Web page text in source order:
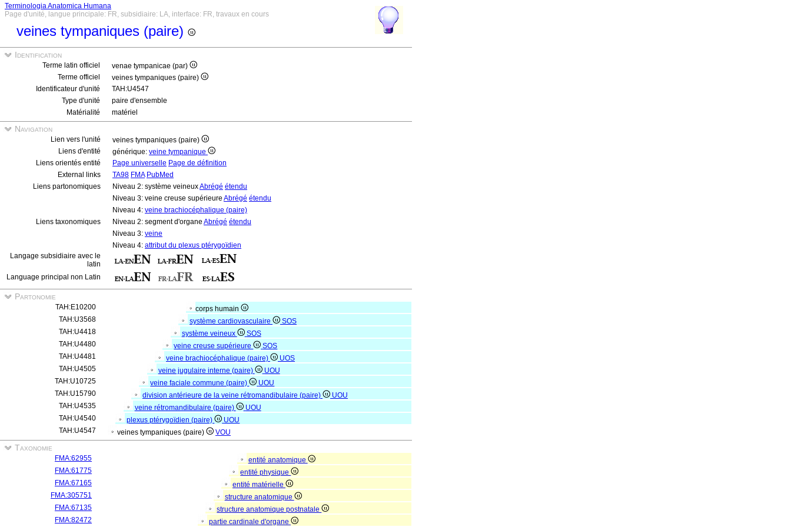
Terminologia Anatomica Humana
Page d'unité, langue principale: FR, subsidiaire: LA, interface: FR, travaux en cours
veines tympaniques (paire)
Identification
Terme latin officiel
venae tympanicae (par)
Terme officiel
veines tympaniques (paire)
Identificateur d'unité
TAH:U4547
Type d'unité
paire d'ensemble
Matérialité
matériel
Navigation
Lien vers l'unité
veines tympaniques (paire)
Liens d'entité
générique: veine tympanique
Liens orientés entité
Page universelle Page de définition
External links
TA98 FMA PubMed
Liens partonomiques
Niveau 2: système veineuxAbrégé étendu
Niveau 3: veine creuse supérieure Abrégé étendu
Niveau 4: veine brachiocéphalique (paire)
Liens taxonomiques
Niveau 2: segment d'organe Abrégé étendu
Niveau 3: veine
Niveau 4: attribut du plexus ptérygoïdien
Langage subsidiaire avec le
latin
Language principal non Latin
Partonomie
TAH:E10200
corps humain
TAH:U3568
système cardiovasculaire
SOS
TAH:U4418
système veineux
SOS
TAH:U4480
veine creuse supérieure
SOS
TAH:U4481
veine brachiocéphalique (paire)
UOS
TAH:U4505
veine jugulaire interne (paire)
UOU
TAH:U10725
veine faciale commune (paire)
UOU
TAH:U15790
division antérieure de la veine rétromandibulaire (paire)
UOU
TAH:U4535
veine rétromandibulaire (paire)
UOU
TAH:U4540
plexus ptérygoïdien (paire)
UOU
TAH:U4547
veines tympaniques (paire) VOU
Taxonomie
FMA:62955
entité anatomique
FMA:61775
entité physique
FMA:67165
entité matérielle
FMA:305751
structure anatomique
FMA:67135
structure anatomique postnatale
FMA:82472
partie cardinale d'organe